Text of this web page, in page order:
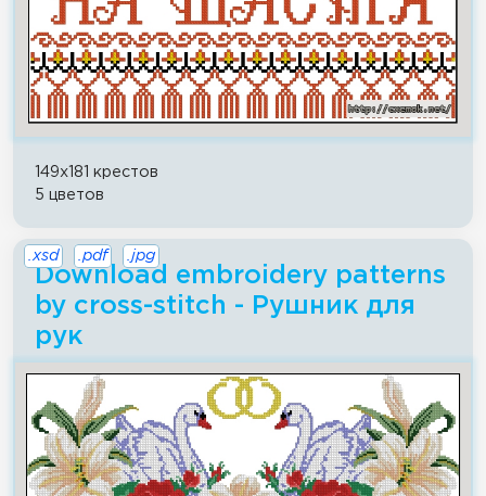
149x181 крестов
5 цветов
Download embroidery patterns
by cross-stitch - Рушник для
рук
.xsd .pdf .jpg